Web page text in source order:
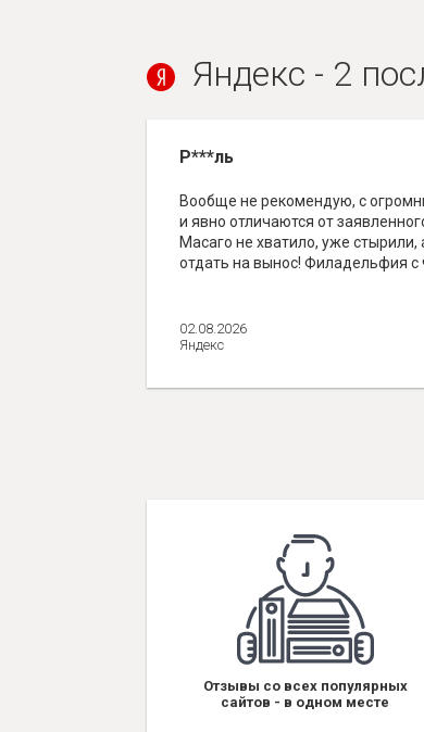
Яндекс - 2
Р***ль
Вообще не рекомендую, с
и явно отличаются от
Масаго не хватило, уже
отдать на вынос! Филадельфия с
02.08.2026
Яндекс
Отзывы со всех популярных
сайтов - в одном месте